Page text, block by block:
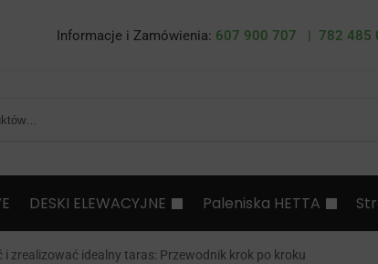
Informacje i Zamówienia: 607 900 707 | 782 485
DESKI ELEWACYJNE Paleniska HETTA
zrealizować idealny taras: Przewodnik krok po kroku